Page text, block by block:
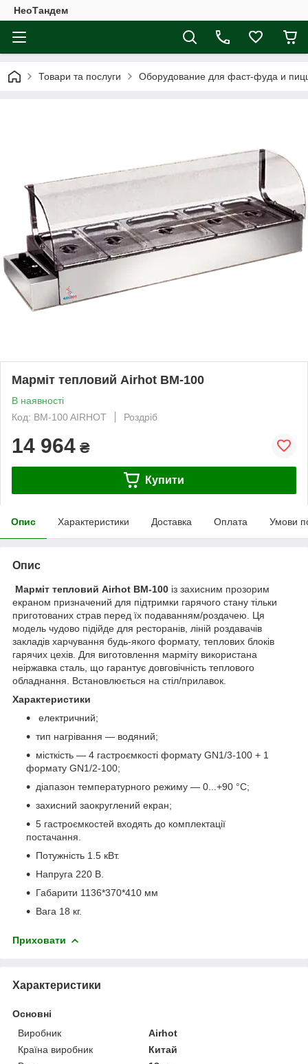
НеоТандем
Товари та послуги Оборудование для фаст-фуда и
Марміт тепловий Airhot BM-100
В наявності
Код: BM-100 AIRHOT
Роздріб
14 964 ₴
Купити
Опис Характеристики Доставка Оплата Умови
Опис
Марміт тепловий Airhot BM-100 із захисним прозорим
екраном призначений для підтримки гарячого стану тільки
приготованих страв перед їх подаванням/роздачею. Ця
модель чудово підійде для ресторанів, ліній роздавачів
закладів харчування будь-якого формату, теплових блоків
гарячих цехів. Для виготовлення марміту використана
неіржавка сталь, що гарантує довговічність теплового
обладнання. Встановлюється на стіл/прилавок.
Характеристики
електричний;
тип нагрівання — водяний;
місткість — 4 гастроємкості формату GN1/3-100 + 1
формату GN1/2-100;
діапазон температурного режиму — 0...+90 °C;
захисний заокруглений екран;
5 гастроємкостей входять до комплектації
постачання.
Потужність 1.5 кВт.
Напруга 220 В.
Габарити 1136*370*410 мм
Вага 18 кг.
Приховати
Характеристики
Основні
Виробник
Airhot
Країна виробник
Китай